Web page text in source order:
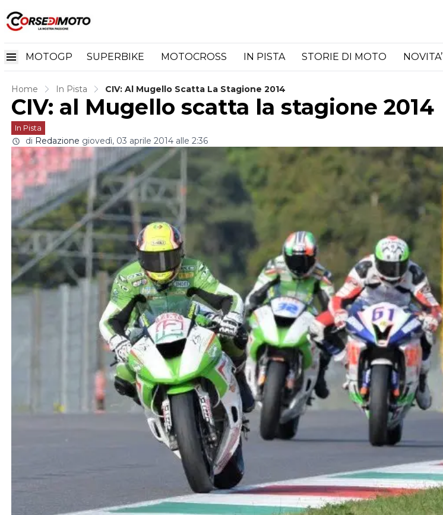
MOTOGP SUPERBIKE MOTOCROSS IN PISTA STORIE DI MOTO NOVITA’
Home In Pista CIV: Al Mugello Scatta La Stagione 2014
CIV: al Mugello scatta la stagione 2014
In Pista
di Redazione giovedì, 03 aprile 2014 alle 2:36